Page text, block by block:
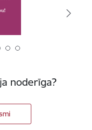
noderīga?